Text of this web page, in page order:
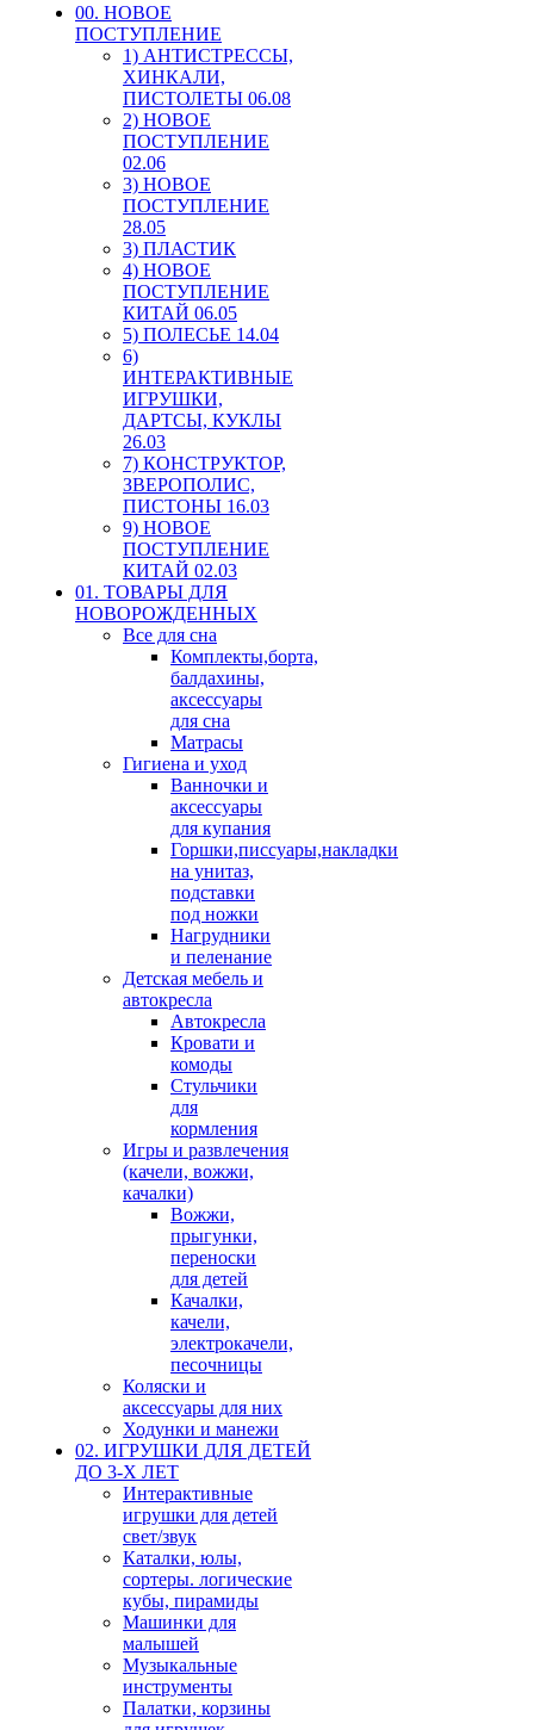
00. HОВОЕ
ПОСТУПЛЕНИЕ
1) АНТИСТРЕССЫ,
ХИНКАЛИ,
ПИСТОЛЕТЫ 06.08
2) НОВОЕ
ПОСТУПЛЕНИЕ
02.06
3) НОВОЕ
ПОСТУПЛЕНИЕ
28.05
3) ПЛАСТИК
4) НОВОЕ
ПОСТУПЛЕНИЕ
КИТАЙ 06.05
5) ПОЛЕСЬЕ 14.04
6)
ИНТЕРАКТИВНЫЕ
ИГРУШКИ,
ДАРТСЫ, КУКЛЫ
26.03
7) КОНСТРУКТОР,
ЗВЕРОПОЛИС,
ПИСТОНЫ 16.03
9) НОВОЕ
ПОСТУПЛЕНИЕ
КИТАЙ 02.03
01. ТОВАРЫ ДЛЯ
НОВОРОЖДЕННЫХ
Все для сна
Комплекты,борта,
балдахины,
аксессуары
для сна
Матрасы
Гигиена и уход
Ванночки и
аксессуары
для купания
Горшки,писсуары,накладки
на унитаз,
подставки
под ножки
Нагрудники
и пеленание
Детская мебель и
автокресла
Автокресла
Кровати и
комоды
Стульчики
для
кормления
Игры и развлечения
(качели, вожжи,
качалки)
Вожжи,
прыгунки,
переноски
для детей
Качалки,
качели,
электрокачели,
песочницы
Коляски и
аксессуары для них
Ходунки и манежи
02. ИГРУШКИ ДЛЯ ДЕТЕЙ
ДО 3-Х ЛЕТ
Интерактивные
игрушки для детей
свет/звук
Каталки, юлы,
сортеры. логические
кубы, пирамиды
Машинки для
малышей
Музыкальные
инструменты
Палатки, корзины